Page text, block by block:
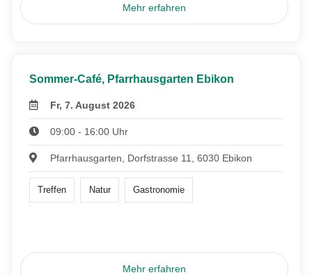
Mehr erfahren
Sommer-Café, Pfarrhausgarten Ebikon
Fr, 7. August 2026
09:00 - 16:00 Uhr
Pfarrhausgarten, Dorfstrasse 11, 6030 Ebikon
Treffen Natur Gastronomie
Mehr erfahren